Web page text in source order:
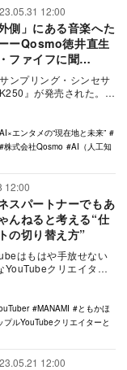
12:00
側」にある音楽へた
ーQosmo徳井直生
ファイフに聞
現在地”
ンプリング・シンセサ
』が発売された。こ
エンタメの“現在地と未来”
株式会社Qosmo
AI（人工知
12:00
スパートナーでもあ
んねると考える“仕
の切り替え方”
はもはや手放せない
YouTubeクリエイター
MANAMI
ともかほ
プルYouTubeクリエイターと
12:00